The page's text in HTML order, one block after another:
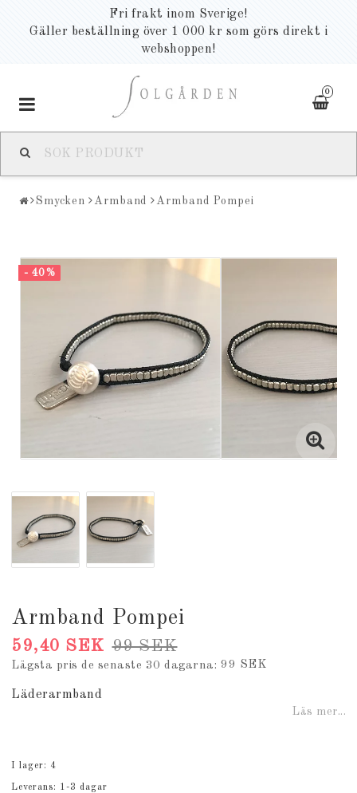
Fri frakt inom Sverige!
Gäller beställning över 1 000 kr som görs direkt i
webshoppen!
0
Toggle
navigation
Smycken Armband Armband Pompei
- 40%
Armband Pompei
99 SEK
59,40 SEK
Lägsta pris de senaste 30 dagarna 99 SEK
Läderarmband
Läs mer...
I lager: 4
Leverans: 1-3 dagar